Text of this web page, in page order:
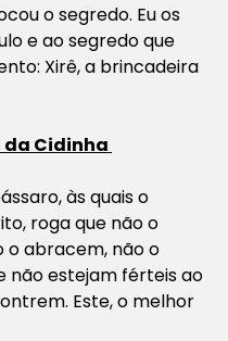
o segredo. Eu os
e ao segredo que
Xirê, a brincadeira
da Cidinha
às quais o
roga que não o
o abracem, não o
não estejam férteis ao
Este, o melhor